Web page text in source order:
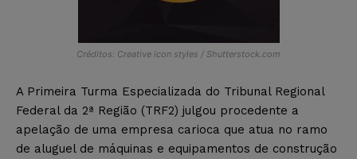
Créditos: Creative icon styles / Shutterstock.com
A Primeira Turma Especializada do Tribunal Regional
Federal da 2ª Região (TRF2) julgou procedente a
apelação de uma empresa carioca que atua no ramo
de aluguel de máquinas e equipamentos de construção